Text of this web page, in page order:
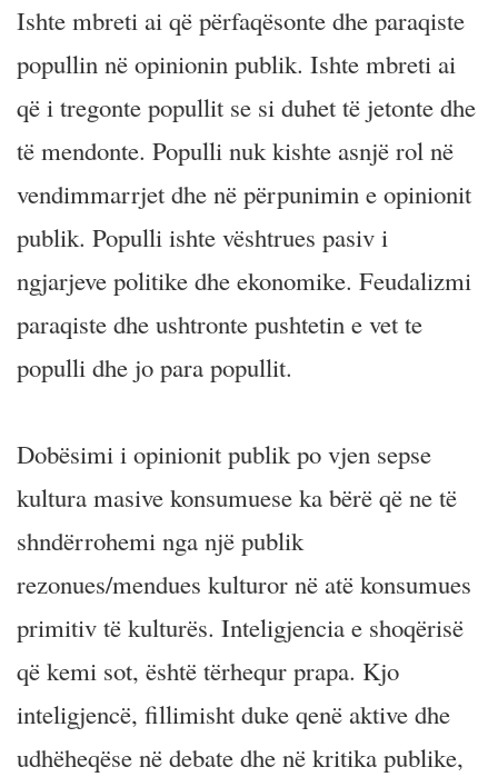
Ishte mbreti ai që përfaqësonte dhe paraqiste
popullin në opinionin publik. Ishte mbreti ai
që i tregonte popullit se si duhet të jetonte dhe
të mendonte. Populli nuk kishte asnjë rol në
vendimmarrjet dhe në përpunimin e opinionit
publik. Populli ishte vështrues pasiv i
ngjarjeve politike dhe ekonomike. Feudalizmi
paraqiste dhe ushtronte pushtetin e vet te
populli dhe jo para popullit.
Dobësimi i opinionit publik po vjen sepse
kultura masive konsumuese ka bërë që ne të
shndërrohemi nga një publik
rezonues/mendues kulturor në atë konsumues
primitiv të kulturës. Inteligjencia e shoqërisë
që kemi sot, është tërhequr prapa. Kjo
inteligjencë, fillimisht duke qenë aktive dhe
udhëheqëse në debate dhe në kritika publike,